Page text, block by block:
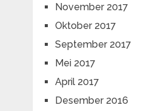
November 2017
Oktober 2017
September 2017
Mei 2017
April 2017
Desember 2016